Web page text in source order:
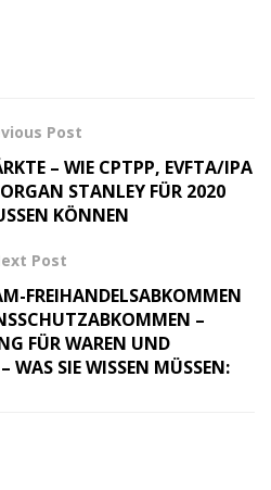
Post
– WIE CPTPP, EVFTA/IPA
STANLEY FÜR 2020
KÖNNEN
Post
FREIHANDELSABKOMMEN
–
FÜR WAREN UND
WAS SIE WISSEN MÜSSEN: